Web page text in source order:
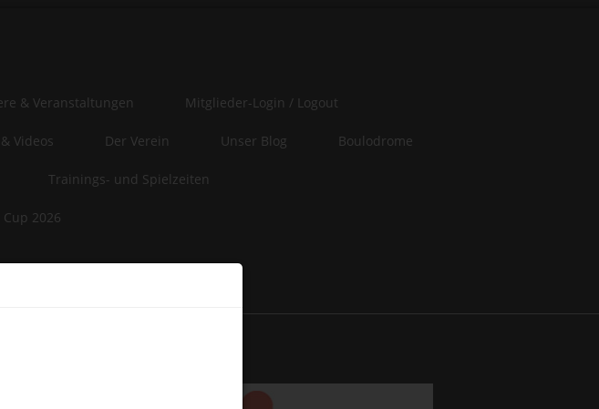
& Veranstaltungen Mitglieder-Login / Logout
Videos Der Verein Unser Blog Boulodrome
Trainings- und Spielzeiten
2026